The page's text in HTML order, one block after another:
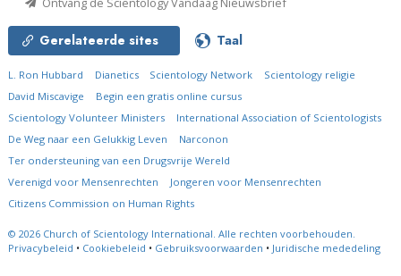
Gerelateerde sites Taal
L. Ron Hubbard Dianetics Scientology Network
Scientology religie
David Miscavige
Begin een gratis online cursus
Scientology Volunteer Ministers
International Association of Scientologists
De Weg naar een Gelukkig Leven
Narconon
Ter ondersteuning van een Drugsvrije Wereld
Verenigd voor Mensenrechten
Jongeren voor Mensenrechten
Citizens Commission on Human Rights
© 2026 Church of Scientology International. Alle rechten voorbehouden.
Privacybeleid • Cookiebeleid • Gebruiksvoorwaarden • Juridische mededeling